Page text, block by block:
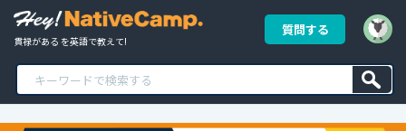
貫禄がある を英語で教えて!
質問する